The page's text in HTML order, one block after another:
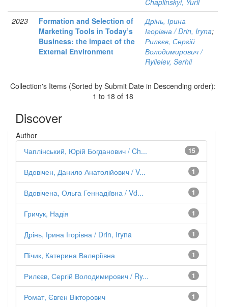
Chaplinskyi, Yurii
2023
Formation and Selection of
Marketing Tools in Today’s
Business: the impact of the
External Environment
Дрінь, Ірина
Ігорівна / Drin, Iryna;
Рилєєв, Сергій
Володимирович /
Rylieiev, Serhii
Collection's Items (Sorted by Submit Date in Descending order):
1 to 18 of 18
Discover
Author
15
Чаплінський, Юрій Богданович / Ch...
1
Вдовічен, Данило Анатолійович / V...
1
Вдовічена, Ольга Геннадіївна / Vd...
1
Гричук, Надія
1
Дрінь, Ірина Ігорівна / Drin, Iryna
1
Пічик, Катерина Валеріївна
1
Рилєєв, Сергій Володимирович / Ry...
1
Ромат, Євген Вікторович